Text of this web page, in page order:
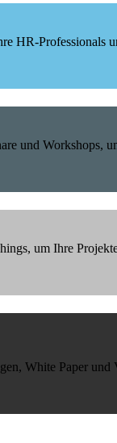
HR-Professionals
und Workshops,
um Ihre
White Paper